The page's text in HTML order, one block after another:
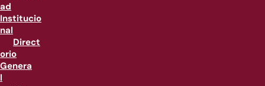
ad
Institucio
nal
Direct
orio
Genera
l